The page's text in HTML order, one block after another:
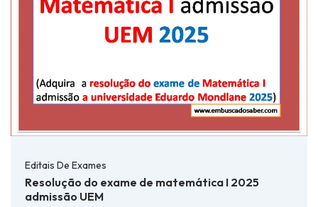
Editais De Exames
Resolução do exame de matemática I 2025
admissão UEM